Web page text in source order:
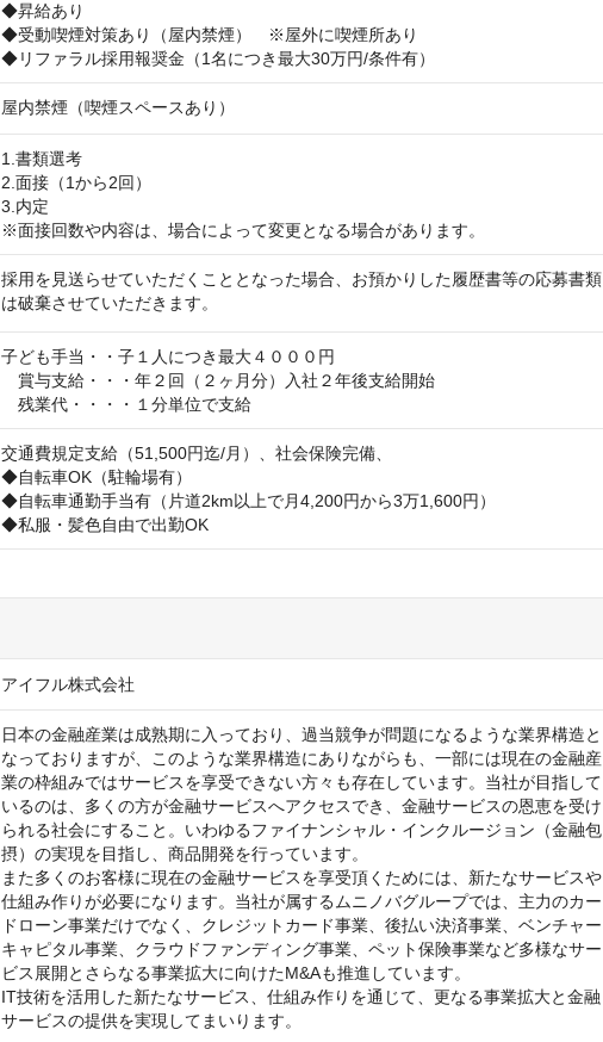
◆昇給あり
◆受動喫煙対策あり（屋内禁煙）　※屋外に喫煙所あり
◆リファラル採用報奨金（1名につき最大30万円/条件有）
屋内禁煙（喫煙スペースあり）
1.書類選考
2.面接（1から2回）
3.内定
※面接回数や内容は、場合によって変更となる場合があります。
採用を見送らせていただくこととなった場合、お預かりした履歴書等の応募書類
は破棄させていただきます。
子ども手当・・子１人につき最大４０００円
賞与支給・・・年２回（２ヶ月分）入社２年後支給開始
残業代・・・・１分単位で支給
交通費規定支給（51,500円迄/月）、社会保険完備、
◆自転車OK（駐輪場有）
◆自転車通勤手当有（片道2km以上で月4,200円から3万1,600円）
◆私服・髪色自由で出勤OK
アイフル株式会社
日本の金融産業は成熟期に入っており、過当競争が問題になるような業界構造と
なっておりますが、このような業界構造にありながらも、一部には現在の金融産
業の枠組みではサービスを享受できない方々も存在しています。当社が目指して
いるのは、多くの方が金融サービスへアクセスでき、金融サービスの恩恵を受け
られる社会にすること。いわゆるファイナンシャル・インクルージョン（金融包
摂）の実現を目指し、商品開発を行っています。
また多くのお客様に現在の金融サービスを享受頂くためには、新たなサービスや
仕組み作りが必要になります。当社が属するムニノバグループでは、主力のカー
ドローン事業だけでなく、クレジットカード事業、後払い決済事業、ベンチャー
キャピタル事業、クラウドファンディング事業、ペット保険事業など多様なサー
ビス展開とさらなる事業拡大に向けたM&Aも推進しています。
IT技術を活用した新たなサービス、仕組み作りを通じて、更なる事業拡大と金融
サービスの提供を実現してまいります。